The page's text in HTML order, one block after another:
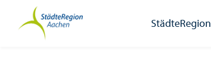
Seiteninhalt.
Hauptnavigation.
StädteRegion
StädteRegion